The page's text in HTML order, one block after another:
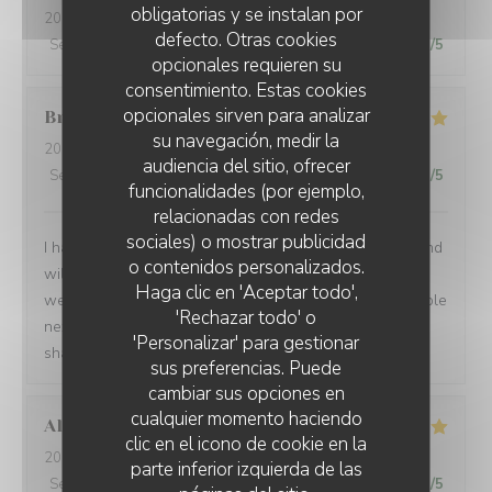
obligatorias y se instalan por
defecto. Otras cookies
opcionales requieren su
consentimiento. Estas cookies
opcionales sirven para analizar
su navegación, medir la
audiencia del sitio, ofrecer
funcionalidades (por ejemplo,
relacionadas con redes
sociales) o mostrar publicidad
o contenidos personalizados.
Haga clic en 'Aceptar todo',
'Rechazar todo' o
'Personalizar' para gestionar
sus preferencias. Puede
cambiar sus opciones en
cualquier momento haciendo
clic en el icono de cookie en la
parte inferior izquierda de las
2026-08-01
- 21:00 - Invitados 2
Servicio
Ambiente:5/5 Menú :5/5 Calidad / Precio /5
Brian
2026-07-24
- 19:00 - Invitados 1
Servicio
Ambiente: 5 /5 Menú:5 /5 Calidad / Precio /5
I had another very enjoyable meal at Le P’Tit Troquet and
will certainly return in the future. The food and service
were very good as always and I had the benefit of a table
next to an open window, which zi found very pleasant. I
shall return on my next visit to Paris.
Alexandra B
2026-07-28
- 19:00 - Invitados 2
Servicio
/5 Ambiente 5 Menú 5/5 /5